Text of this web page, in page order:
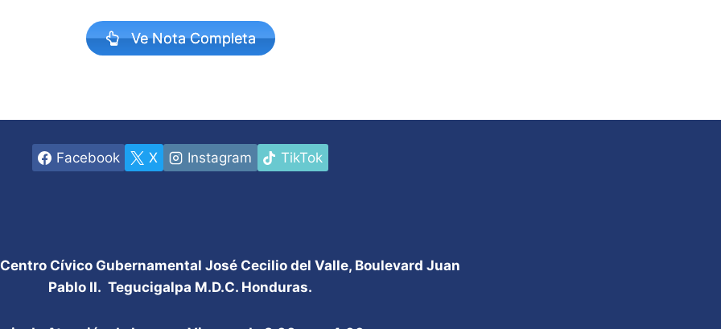
Ve Nota Completa
Facebook X Instagram TikTok
Centro Cívico Gubernamental José Cecilio del Valle, Boulevard Juan
Pablo II. Tegucigalpa M.D.C. Honduras.